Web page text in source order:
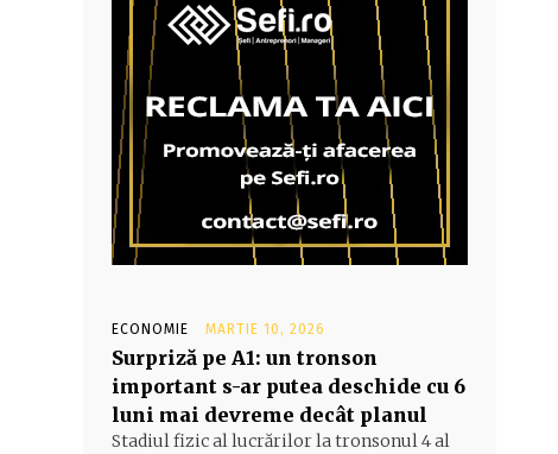
ECONOMIE MARTIE 10, 2026
Surpriză pe A1: un tronson
important s-ar putea deschide cu 6
luni mai devreme decât planul
Stadiul fizic al lucrărilor la tronsonul 4 al